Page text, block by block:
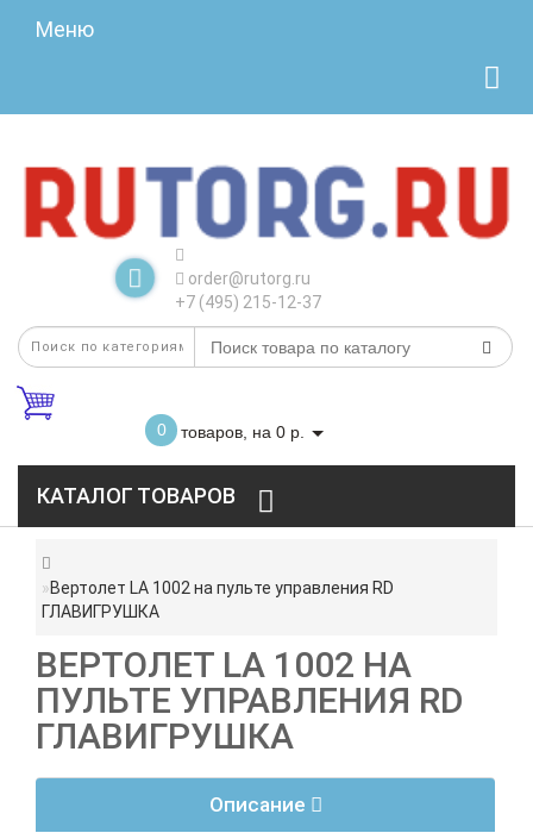
Меню
order@rutorg.ru
+7 (495) 215-12-37
0 товаров, на 0 р.
КАТАЛОГ ТОВАРОВ
Вертолет LA 1002 на пульте управления RD
ГЛАВИГРУШКА
ВЕРТОЛЕТ LA 1002 НА
ПУЛЬТЕ УПРАВЛЕНИЯ RD
ГЛАВИГРУШКА
Описание